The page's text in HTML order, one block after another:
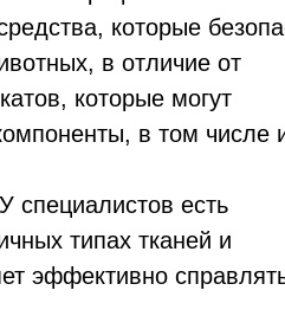
которые
в отличие от
которые могут
в том числе
специалистов есть
типах тканей и
эффективно